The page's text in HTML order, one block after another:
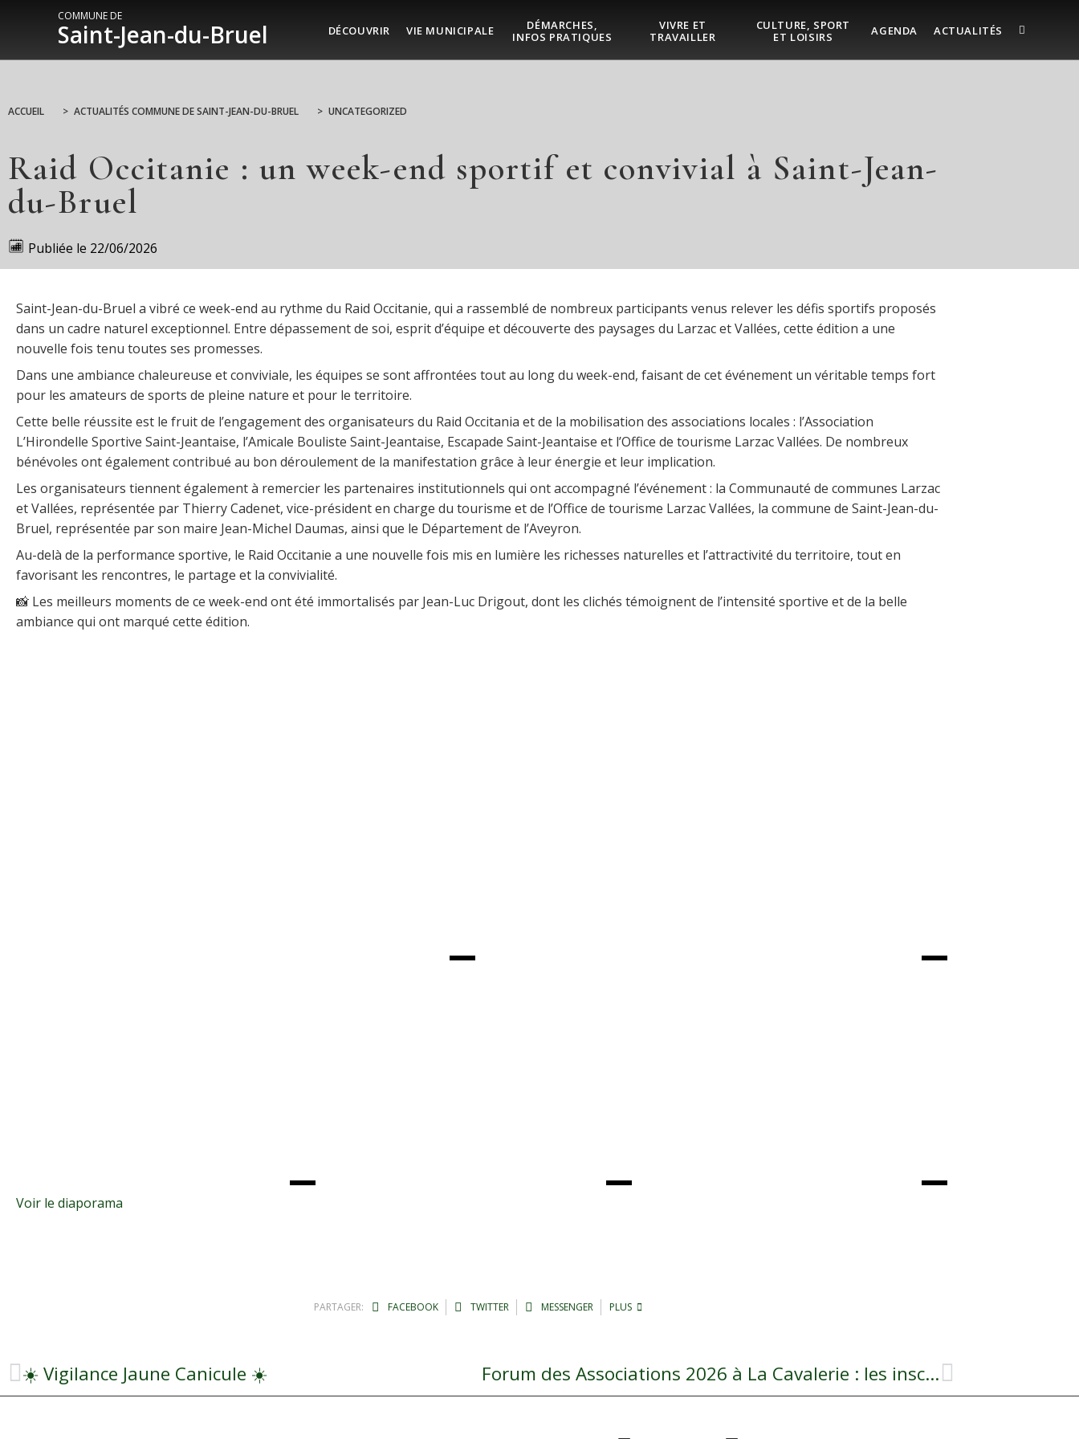
COMMUNE DE
Saint-Jean-du-Bruel DÉCOUVRIR VIE MUNICIPALE
DÉMARCHES,
INFOS PRATIQUES
VIVRE ET
TRAVAILLER
CULTURE, SPORT
ET LOISIRS
AGENDA ACTUALITÉS
ACCUEIL > ACTUALITÉS COMMUNE DE SAINT-JEAN-DU-BRUEL > UNCATEGORIZED
Raid Occitanie : un week-end sportif et convivial à Saint-Jean-
du-Bruel
Publiée le 22/06/2026
Saint-Jean-du-Bruel a vibré ce week-end au rythme du Raid Occitanie, qui a rassemblé de nombreux participants venus relever les défis sportifs proposés
dans un cadre naturel exceptionnel. Entre dépassement de soi, esprit d’équipe et découverte des paysages du Larzac et Vallées, cette édition a une
nouvelle fois tenu toutes ses promesses.
Dans une ambiance chaleureuse et conviviale, les équipes se sont affrontées tout au long du week-end, faisant de cet événement un véritable temps fort
pour les amateurs de sports de pleine nature et pour le territoire.
Cette belle réussite est le fruit de l’engagement des organisateurs du Raid Occitania et de la mobilisation des associations locales : l’Association
L’Hirondelle Sportive Saint-Jeantaise, l’Amicale Bouliste Saint-Jeantaise, Escapade Saint-Jeantaise et l’Office de tourisme Larzac Vallées. De nombreux
bénévoles ont également contribué au bon déroulement de la manifestation grâce à leur énergie et leur implication.
Les organisateurs tiennent également à remercier les partenaires institutionnels qui ont accompagné l’événement : la Communauté de communes Larzac
et Vallées, représentée par Thierry Cadenet, vice-président en charge du tourisme et de l’Office de tourisme Larzac Vallées, la commune de Saint-Jean-du-
Bruel, représentée par son maire Jean-Michel Daumas, ainsi que le Département de l’Aveyron.
Au-delà de la performance sportive, le Raid Occitanie a une nouvelle fois mis en lumière les richesses naturelles et l’attractivité du territoire, tout en
favorisant les rencontres, le partage et la convivialité.
📸 Les meilleurs moments de ce week-end ont été immortalisés par Jean-Luc Drigout, dont les clichés témoignent de l’intensité sportive et de la belle
ambiance qui ont marqué cette édition.
Voir le diaporama
PARTAGER: FACEBOOK TWITTER MESSENGER PLUS
☀️ Vigilance Jaune Canicule ☀️ Forum des Associations 2026 à La Cavalerie : les inscriptions sont ouvertes !